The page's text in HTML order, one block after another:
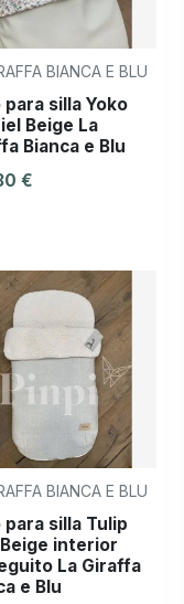
BIANCA E BLU
para silla Yoko
Beige La
Bianca e Blu
€
BIANCA E BLU
para silla Tulip
interior
La Giraffa
e Blu